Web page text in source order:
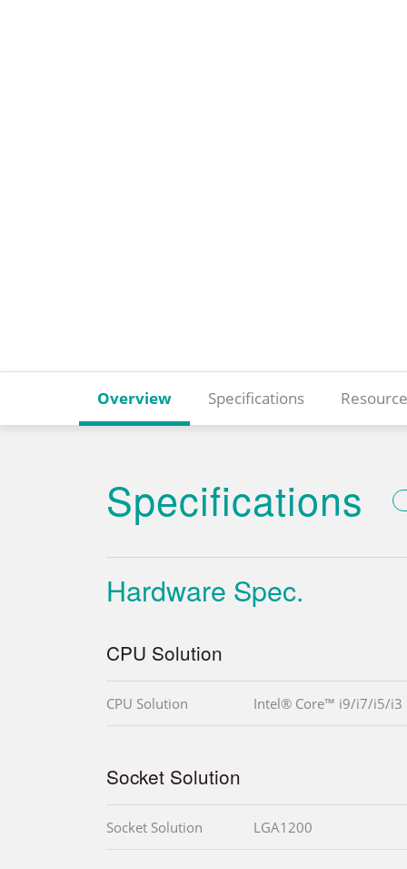
Overview Specifications
Specifications
Hardware Spec.
CPU Solution
CPU Solution Intel® Core™ i9/i7/i5/i3
Socket Solution
Socket Solution LGA1200